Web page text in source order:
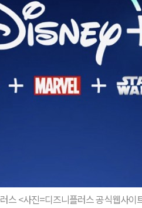
스 <사진=디즈니플러스 공식웹사이